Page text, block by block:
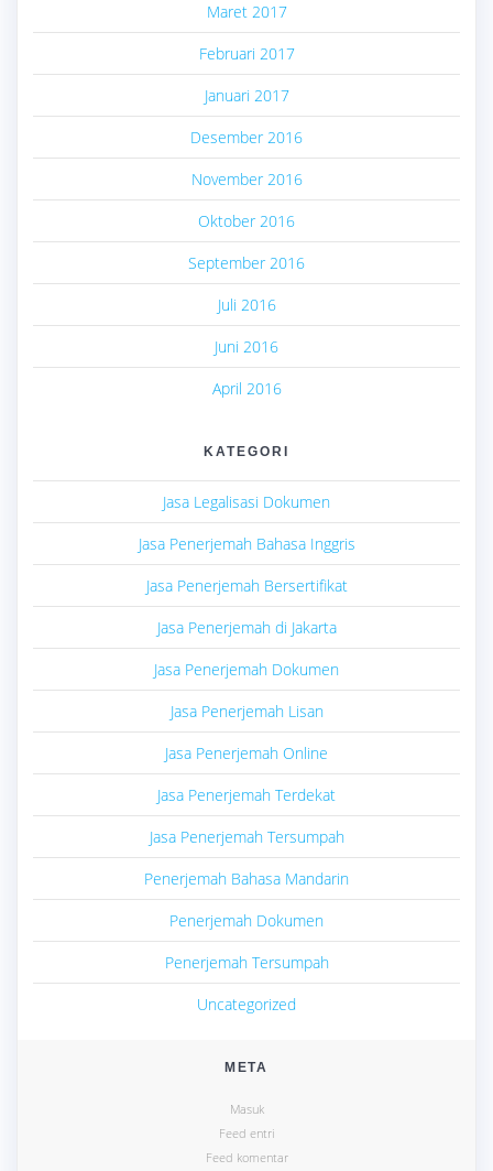
Maret 2017
Februari 2017
Januari 2017
Desember 2016
November 2016
Oktober 2016
September 2016
Juli 2016
Juni 2016
April 2016
KATEGORI
Jasa Legalisasi Dokumen
Jasa Penerjemah Bahasa Inggris
Jasa Penerjemah Bersertifikat
Jasa Penerjemah di Jakarta
Jasa Penerjemah Dokumen
Jasa Penerjemah Lisan
Jasa Penerjemah Online
Jasa Penerjemah Terdekat
Jasa Penerjemah Tersumpah
Penerjemah Bahasa Mandarin
Penerjemah Dokumen
Penerjemah Tersumpah
Uncategorized
META
Masuk
Feed entri
Feed komentar